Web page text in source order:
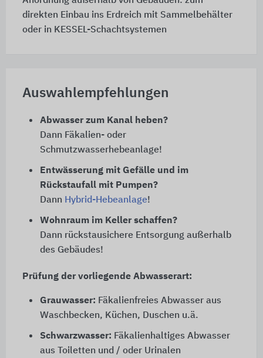
direkten Einbau ins Erdreich mit Sammelbehälter
oder in KESSEL-Schachtsystemen
Auswahlempfehlungen
Abwasser zum Kanal heben?
Dann Fäkalien- oder
Schmutzwasserhebeanlage!
Entwässerung mit Gefälle und im
Rückstaufall mit Pumpen?
Dann Hybrid-Hebeanlage!
Wohnraum im Keller schaffen?
Dann rückstausichere Entsorgung außerhalb
des Gebäudes!
Prüfung der vorliegende Abwasserart:
Grauwasser: Fäkalienfreies Abwasser aus
Waschbecken, Küchen, Duschen u.ä.
Schwarzwasser: Fäkalienhaltiges Abwasser
aus Toiletten und / oder Urinalen